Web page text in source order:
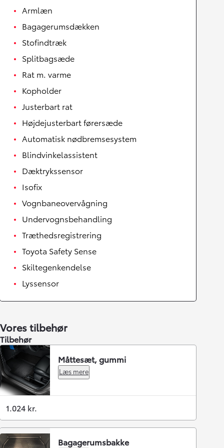
Armlæn
Bagagerumsdækken
Stofindtræk
Splitbagsæde
Rat m. varme
Kopholder
Justerbart rat
Højdejusterbart førersæde
Automatisk nødbremsesystem
Blindvinkelassistent
Dæktrykssensor
Isofix
Vognbaneovervågning
Undervognsbehandling
Træthedsregistrering
Toyota Safety Sense
Skiltegenkendelse
Lyssensor
Vores tilbehør
Tilbehør
Måttesæt, gummi
Læs mere
1.024 kr.
Bagagerumsbakke